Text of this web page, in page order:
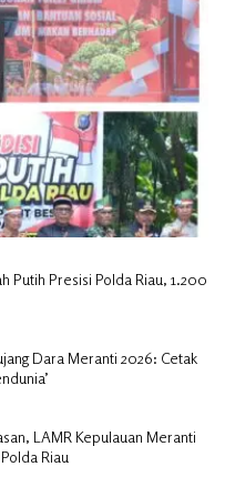
Putih Presisi Polda Riau, 1.200
Dara Meranti 2026: Cetak
LAMR Kepulauan Meranti
Riau